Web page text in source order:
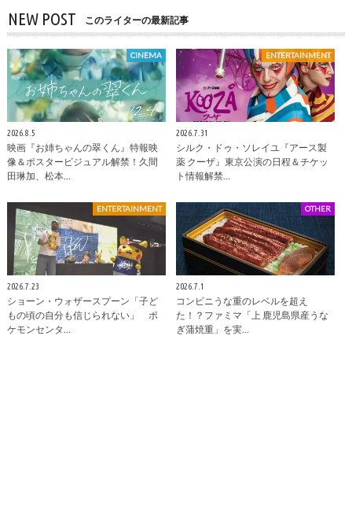
NEW POST このライターの最新記事
CINEMA
2026.8.5
映画『お姉ちゃんの翠くん』特報映
像＆ポスタービジュアル解禁！久間
田琳加、松本…
ENTERTAINMENT
2026.7.31
シルク・ドゥ・ソレイユ『アース製
薬 クーザ』東京公演の日程＆チケッ
ト情報解禁…
ENTERTAINMENT
2026.7.23
ショーン・ウォザースプーン「子ど
もの頃の自分も信じられない」 ポ
ケモンセンタ…
OTHER
2026.7.1
コンビニうな重のレベルを超え
た！？ファミマ「上 鹿児島県産うな
ぎ蒲焼重」を実…